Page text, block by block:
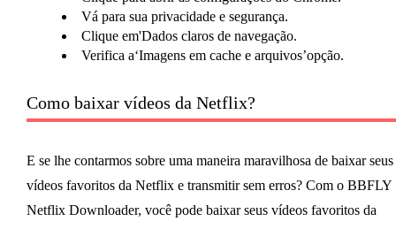
Vá para sua privacidade e segurança.
Clique em'Dados claros de navegação.
Verifica a‘Imagens em cache e arquivos’opção.
Como baixar vídeos da Netflix?
E se lhe contarmos sobre uma maneira maravilhosa de baixar seus
vídeos favoritos da Netflix e transmitir sem erros? Com o BBFLY
Netflix Downloader, você pode baixar seus vídeos favoritos da